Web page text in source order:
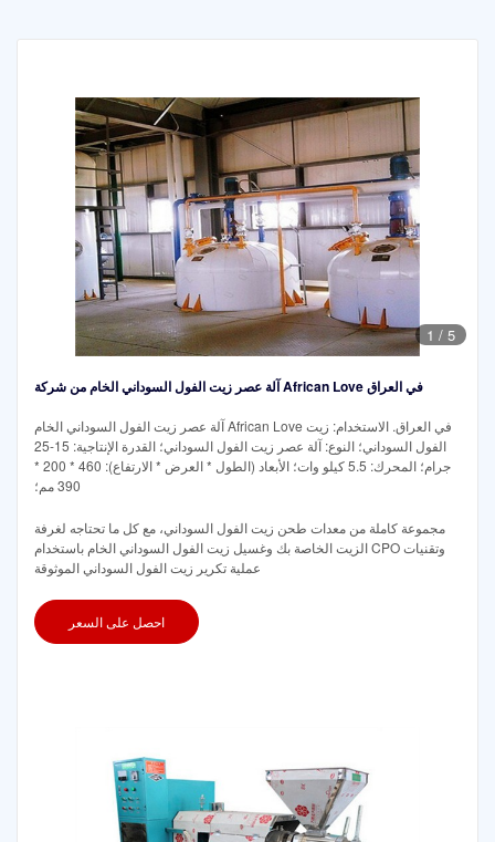
1 / 5
آلة عصر زيت الفول السوداني الخام من شركة African Love في العراق
آلة عصر زيت الفول السوداني الخام African Love في العراق. الاستخدام: زيت
الفول السوداني؛ النوع: آلة عصر زيت الفول السوداني؛ القدرة الإنتاجية: 15-25
جرام؛ المحرك: 5.5 كيلو وات؛ الأبعاد (الطول * العرض * الارتفاع): 460 * 200 *
390 مم؛
مجموعة كاملة من معدات طحن زيت الفول السوداني، مع كل ما تحتاجه لغرفة
الزيت الخاصة بك وغسيل زيت الفول السوداني الخام باستخدام CPO وتقنيات
عملية تكرير زيت الفول السوداني الموثوقة
احصل على السعر